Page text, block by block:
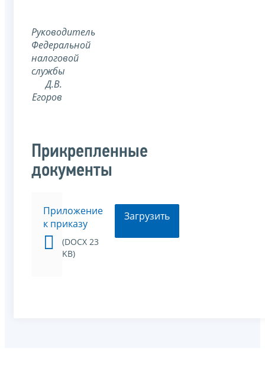
Руководитель
Федеральной
налоговой
службы
Д.В.
Егоров
Прикрепленные
документы
Приложение
к приказу
(DOCX 23
KB)
Загрузить